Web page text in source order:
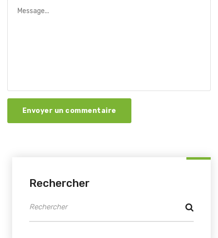
Envoyer un commentaire
Rechercher